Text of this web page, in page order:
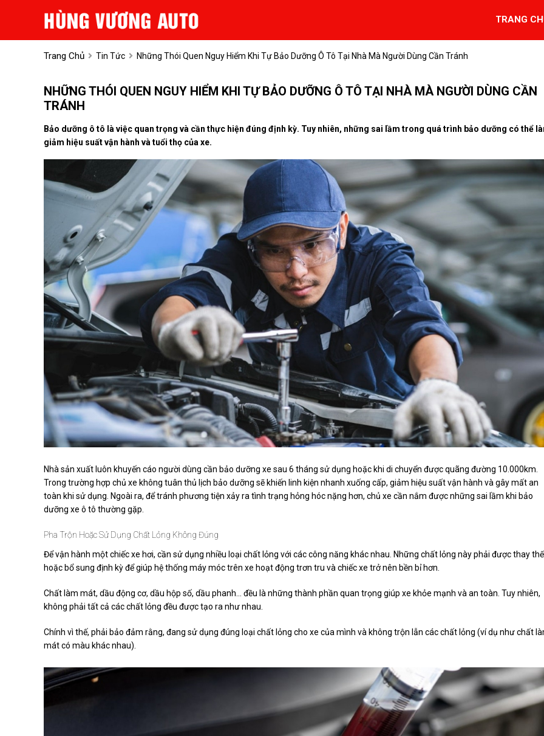
TRANG
Trang Chủ Tin Tức Những Thói Quen Nguy Hiểm Khi Tự Bảo Dưỡng Ô Tô Tại Nhà Mà Người Dùng Cần Tránh
NHỮNG THÓI QUEN NGUY HIỂM KHI TỰ BẢO DƯỠNG Ô TÔ TẠI NHÀ MÀ NGƯỜI DÙNG CẦN
TRÁNH
Bảo dưỡng ô tô là việc quan trọng và cần thực hiện đúng định kỳ. Tuy nhiên, những sai lầm trong quá trình bảo dưỡng có thể
giảm hiệu suất vận hành và tuổi thọ của xe.
Nhà sản xuất luôn khuyến cáo người dùng cần bảo dưỡng xe sau 6 tháng sử dụng hoặc khi di chuyển được quãng đường 10.000km.
Trong trường hợp chủ xe không tuân thủ lịch bảo dưỡng sẽ khiến linh kiện nhanh xuống cấp, giảm hiệu suất vận hành và gây mất an
toàn khi sử dụng. Ngoài ra, để tránh phương tiện xảy ra tình trạng hỏng hóc nặng hơn, chủ xe cần nắm được những sai lầm khi bảo
dưỡng xe ô tô thường gặp.
Pha Trộn Hoặc Sử Dụng Chất Lỏng Không Đúng
Để vận hành một chiếc xe hơi, cần sử dụng nhiều loại chất lỏng với các công năng khác nhau. Những chất lỏng này phải được thay thế
hoặc bổ sung định kỳ để giúp hệ thống máy móc trên xe hoạt động trơn tru và chiếc xe trở nên bền bỉ hơn.
Chất làm mát, dầu động cơ, dầu hộp số, dầu phanh... đều là những thành phần quan trọng giúp xe khỏe mạnh và an toàn. Tuy nhiên,
không phải tất cả các chất lỏng đều được tạo ra như nhau.
Chính vì thế, phải bảo đảm rằng, đang sử dụng đúng loại chất lỏng cho xe của mình và không trộn lẫn các chất lỏng (ví dụ như chất
mát có màu khác nhau).